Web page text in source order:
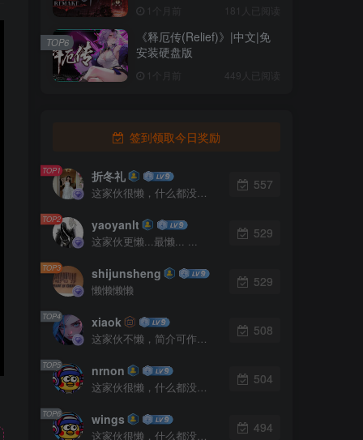
文|免安装硬盘版
1个月前 181人已阅读
《释厄传(Relief)》|中文|免
安装硬盘版
1个月前 449人已阅读
TOP6
签到领取今日奖励
TOP1 折冬礼
这家伙很懒，什么都没有写...
557
TOP2 yaoyanlt
这家伙更懒...最懒... ...
529
TOP3 shijunsheng
懒懒懒懒
529
TOP4 xiaok
这家伙不懒，简介可作证！
508
TOP5 nrnon
这家伙很懒，什么都没有写...
504
TOP6 wings
这家伙很懒，什么都没有写...
494